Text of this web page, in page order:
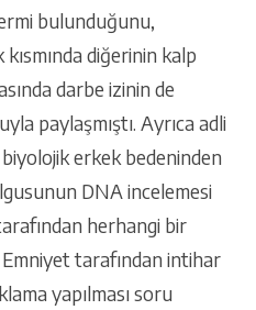
bulunduğunu,
diğerinin kalp
darbe izinin de
paylaşmıştı. Ayrıca adli
erkek bedeninden
DNA incelemesi
herhangi bir
Emniyet tarafından intihar
yapılması soru